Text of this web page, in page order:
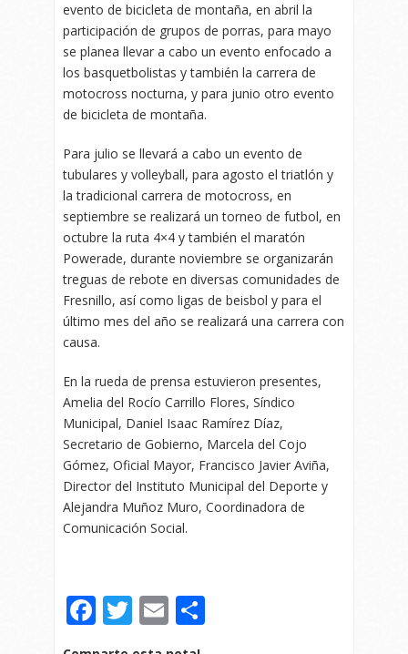
evento de bicicleta de montaña, en abril la
participación de grupos de porras, para mayo
se planea llevar a cabo un evento enfocado a
los basquetbolistas y también la carrera de
motocross nocturna, y para junio otro evento
de bicicleta de montaña.
Para julio se llevará a cabo un evento de
tubulares y volleyball, para agosto el triatlón y
la tradicional carrera de motocross, en
septiembre se realizará un torneo de futbol, en
octubre la ruta 4×4 y también el maratón
Powerade, durante noviembre se organizarán
treguas de rebote en diversas comunidades de
Fresnillo, así como ligas de beisbol y para el
último mes del año se realizará una carrera con
causa.
En la rueda de prensa estuvieron presentes,
Amelia del Rocío Carrillo Flores, Síndico
Municipal, Daniel Isaac Ramírez Díaz,
Secretario de Gobierno, Marcela del Cojo
Gómez, Oficial Mayor, Francisco Javier Aviña,
Director del Instituto Municipal del Deporte y
Alejandra Muñoz Muro, Coordinadora de
Comunicación Social.
Facebook
Twitter
Email